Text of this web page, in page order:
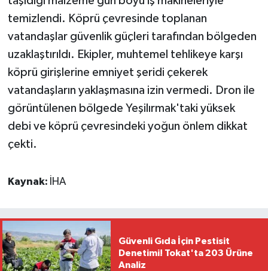
temizlendi. Köprü çevresinde toplanan
vatandaşlar güvenlik güçleri tarafından bölgeden
uzaklaştırıldı. Ekipler, muhtemel tehlikeye karşı
köprü girişlerine emniyet şeridi çekerek
vatandaşların yaklaşmasına izin vermedi. Dron ile
görüntülenen bölgede Yeşilırmak'taki yüksek
debi ve köprü çevresindeki yoğun önlem dikkat
çekti.
Kaynak: İHA
Güvenli Gıda İçin Pestisit
Denetimi! Tokat'ta 203 Ürüne
Analiz